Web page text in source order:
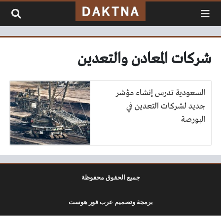
شركات المعادن والتعدين
السعودية تدرس إنشاء مؤشر
جديد لشركات التعدين في
البورصة
جميع الحقوق محفوظة
برمجة وتصميم عرب فور هوست